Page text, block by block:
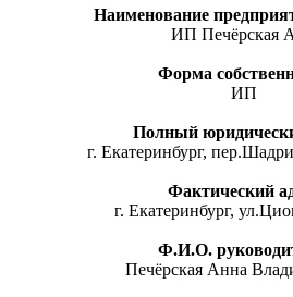
Наименование
ИП Печёрская
Форма
ИП
Полный
г. Екатеринбург,
Фактический
г. Екатеринбург,
Ф.И.О.
Печёрская Анна